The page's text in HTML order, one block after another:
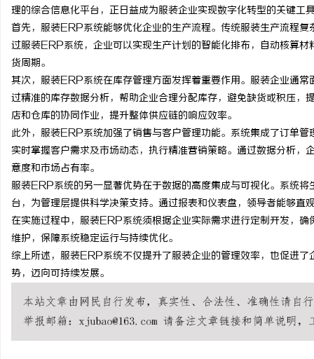
理的综合信息化平台，正日益成为服装企业实现数字化转型的关键工
首先，服装ERP系统能够优化企业的生产流程。传统服装生产流程
过服装ERP系统，企业可以实现生产计划的智能化排布，自动核算
货周期。
其次，服装ERP系统在库存管理方面发挥着重要作用。服装企业通
过精准的库存数据分析，帮助企业合理分配库存，避免缺货或积压
店和仓库的协同作业，提升整体供应链的响应效率。
此外，服装ERP系统加强了销售与客户管理功能。系统集成了订单
实时掌握客户需求及市场动态，执行精准营销策略。通过数据分析
意度和市场占有率。
服装ERP系统的另一显著优势在于数据的高度集成与可视化。系统
台，为管理层提供科学决策支持。通过报表和仪表盘，领导者能够直
在实施过程中，服装ERP系统须根据企业实际需求进行定制开发，
维护，保障系统稳定运行与持续优化。
综上所述，服装ERP系统不仅提升了服装企业的管理效率，也促进
势，迈向可持续发展。
商标转让：专业转让流
付款